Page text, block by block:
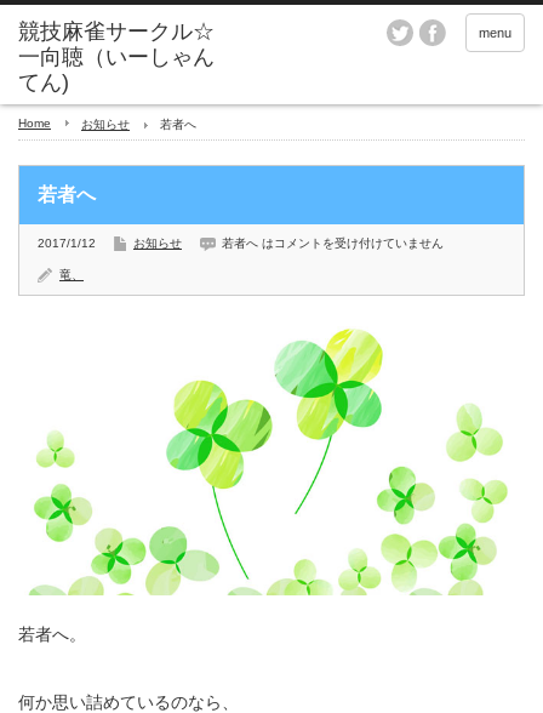
menu
Home お知らせ 若者へ
若者へ
2017/1/12 お知らせ 若者へ はコメントを受け付けていません
竜、
若者へ。
何か思い詰めているのなら、